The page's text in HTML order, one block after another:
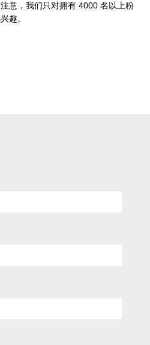
意，我们只对拥有 4000 名以上粉
趣。